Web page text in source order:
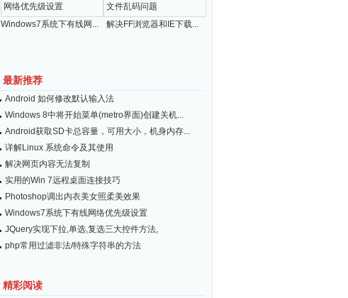
Windows7系统下有线网... 解决FF浏览器和IE下载...
最新推荐
Android 如何修改默认输入法
Windows 8中将开始菜单(metro界面)创建关机...
Android获取SD卡总容量，可用大小，机身内存...
详解Linux 系统命令及其使用
解决网页内容无法复制
实用的Win 7远程桌面连接技巧
Photoshop调出内衣美女照柔美效果
Windows7系统下有线网络优先级设置
JQuery实现下拉,单选,复选三大控件方法,
php常用过滤非法/特殊字符串的方法
精彩阅读